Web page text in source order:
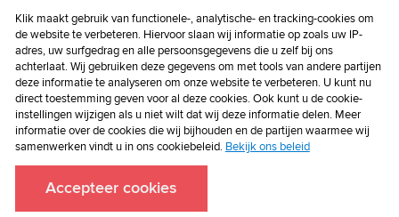
Cookiebeleid
Privacybeleid
Disclaimer
Klik maakt gebruik van functionele-, analytische- en tracking-cookies om
de website te verbeteren. Hiervoor slaan wij informatie op zoals uw IP-
adres, uw surfgedrag en alle persoonsgegevens die u zelf bij ons
achterlaat. Wij gebruiken deze gegevens om met tools van andere partijen
deze informatie te analyseren om onze website te verbeteren. U kunt nu
direct toestemming geven voor al deze cookies. Ook kunt u de cookie-
instellingen wijzigen als u niet wilt dat wij deze informatie delen. Meer
informatie over de cookies die wij bijhouden en de partijen waarmee wij
samenwerken vindt u in ons cookiebeleid. Bekijk ons beleid
Accepteer cookies